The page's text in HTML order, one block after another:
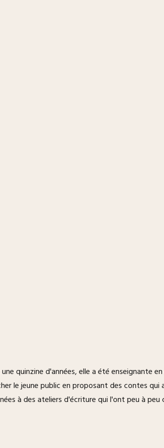
quinzine d'années, elle a été enseignante
le jeune public en proposant des contes
à des ateliers d'écriture qui l'ont peu à peu